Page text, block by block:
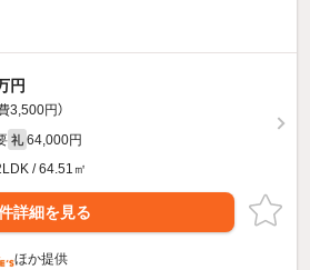
円
3,500円）
礼 64,000円
/ 64.51㎡
詳細を見る
ほか提供